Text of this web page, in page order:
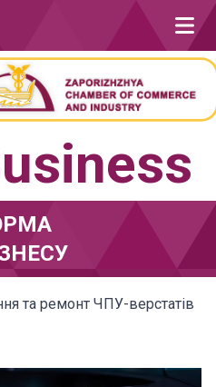
та ремонт ЧПУ-верстатів